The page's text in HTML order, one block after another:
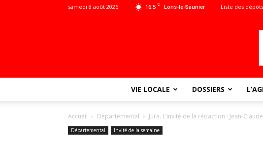
16.5 C Lons-le-Saunier
samedi 8 août 2026 Liste des dépôts
VIE LOCALE DOSSIERS
Accueil Départemental Jura. L’invité de la rédaction : Jean-
Départemental Invité de la semaine